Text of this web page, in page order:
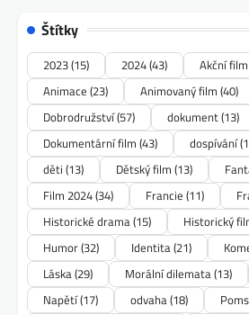
Štítky
2023(15) 2024(43) Akční film
Animace (23) Animovaný film (40)
Dobrodružství(57) dokument(13)
Dokumentární film (43) dospívání
děti (13) Dětský film (13)
Film 2024(34) Francie (11)
Historické drama(15) Historický
Humor(32) Identita(21)
Láska(29) Morální dilemata(13)
Napětí(17) odvaha(18)